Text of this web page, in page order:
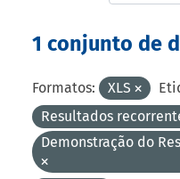
1 conjunto de
Formatos: XLS
Resultados
Demonstração do